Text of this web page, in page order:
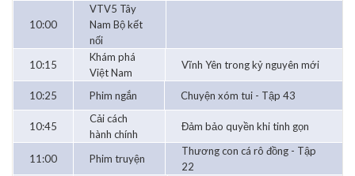
10:00
VTV5 Tây
Nam Bộ kết
nối
10:15
Khám phá
Việt Nam
Vĩnh Yên trong kỷ nguyên mới
10:25 Phim ngắn Chuyện xóm tui - Tập 43
10:45
Cải cách
hành chính
Đảm bảo quyền khi tinh gọn
11:00 Phim truyện
Thương con cá rô đồng - Tập
22